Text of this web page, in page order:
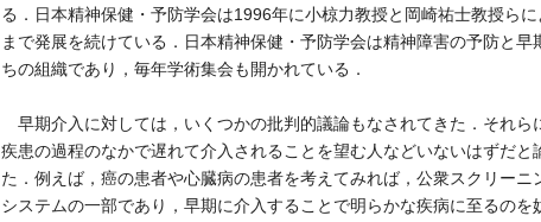
る．日本精神保健・予防学会は1996年に小椋力教授と岡崎祐士教授ら
まで発展を続けている．日本精神保健・予防学会は精神障害の予防と早
ちの組織であり，毎年学術集会も開かれている．
早期介入に対しては，いくつかの批判的議論もなされてきた．それら
疾患の過程のなかで遅れて介入されることを望む人などいないはずだと
た．例えば，癌の患者や心臓病の患者を考えてみれば，公衆スクリーニ
システムの一部であり，早期に介入することで明らかな疾病に至るのを